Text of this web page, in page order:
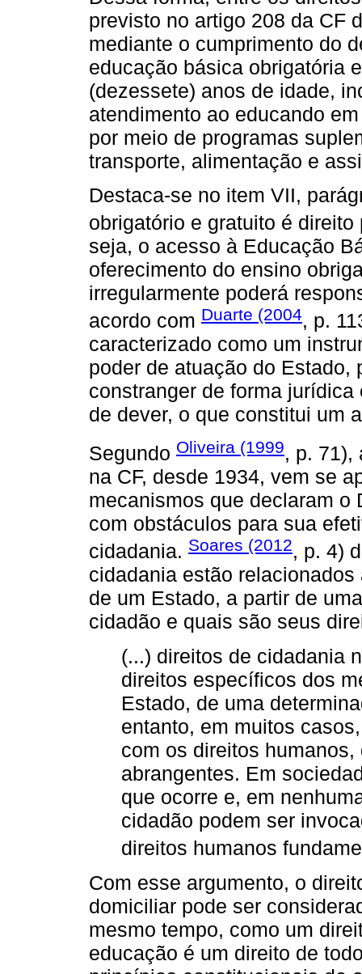
previsto no artigo 208 da CF
mediante o cumprimento do
educação básica obrigatória
(dezessete) anos de idade,
atendimento ao educando
por meio de programas
transporte, alimentação e
Destaca-se no item VII,
obrigatório e gratuito é direito
seja, o acesso à Educação
oferecimento do ensino
irregularmente poderá
acordo com Duarte (2004, p.
caracterizado como um
poder de atuação do Estado,
constranger de forma
de dever, o que constitui um
Segundo Oliveira (1999, p. 71),
na CF, desde 1934, vem se
mecanismos que declaram o
com obstáculos para sua
cidadania. Soares (2012, p. 4)
cidadania estão
de um Estado, a partir de
cidadão e quais são seus
(...) direitos de cidadania
direitos específicos dos
Estado, de uma
entanto, em muitos
com os direitos
abrangentes. Em
que ocorre e, em
cidadão podem ser
direitos humanos
Com esse argumento, o
domiciliar pode ser
mesmo tempo, como um
educação é um direito de